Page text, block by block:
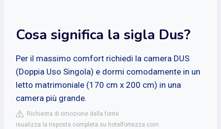
Cosa significa la sigla Dus?
Per il massimo comfort richiedi la camera DUS
(Doppia Uso Singola) e dormi comodamente in un
letto matrimoniale (170 cm x 200 cm) in una
camera più grande.
Richiesta di rimozione della fonte
isualizza la risposta completa su hotelfortezza.com